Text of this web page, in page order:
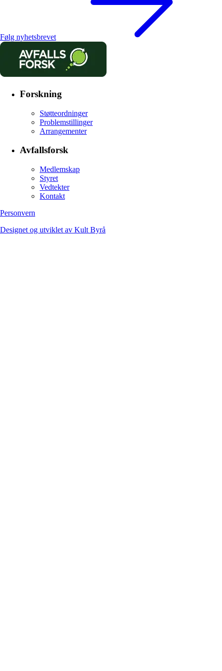
Følg nyhetsbrevet
Forskning
Støtteordninger
Problemstillinger
Arrangementer
Avfallsforsk
Medlemskap
Styret
Vedtekter
Kontakt
Personvern
Designet og utviklet av Kult Byrå